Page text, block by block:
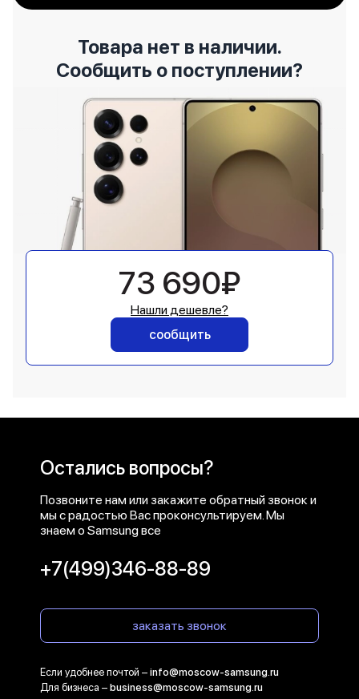
Товара нет в наличии.
Сообщить о поступлении?
73 690₽
Нашли дешевле?
сообщить
Остались вопросы?
Позвоните нам или закажите обратный звонок и
мы с радостью Вас проконсультируем. Мы
знаем о Samsung все
+7(499)346-88-89
заказать звонок
Если удобнее почтой – info@moscow-samsung.ru
Для бизнеса – business@moscow-samsung.ru